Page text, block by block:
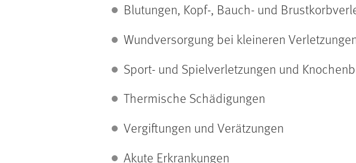
Blutungen, Kopf-, Bauch- und
Wundversorgung bei kleineren
Sport- und Spielverletzungen und
Thermische Schädigungen
Vergiftungen und Verätzungen
Akute Erkrankungen